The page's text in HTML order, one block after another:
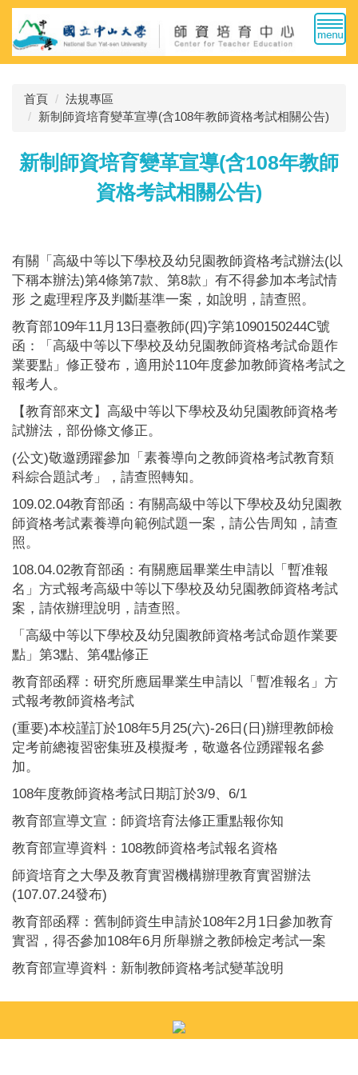
跳
到
主
要
首頁
法規專區
新制師資培育變革宣導(含108年教師資格考試相關公告)
新制師資培育變革宣導(含108年教師
資格考試相關公告)
有關「高級中等以下學校及幼兒園教師資格考試辦法(以
下稱本辦法)第4條第7款、第8款」有不得參加本考試情
形 之處理程序及判斷基準一案，如說明，請查照。
教育部109年11月13日臺教師(四)字第1090150244C號
函：「高級中等以下學校及幼兒園教師資格考試命題作
業要點」修正發布，適用於110年度參加教師資格考試之
報考人。
【教育部來文】高級中等以下學校及幼兒園教師資格考
試辦法，部份條文修正。
(公文)敬邀踴躍參加「素養導向之教師資格考試教育類
科綜合題試考」，請查照轉知。
109.02.04教育部函：有關高級中等以下學校及幼兒園教
師資格考試素養導向範例試題一案，請公告周知，請查
照。
108.04.02教育部函：有關應屆畢業生申請以「暫准報
名」方式報考高級中等以下學校及幼兒園教師資格考試
案，請依辦理說明，請查照。
「高級中等以下學校及幼兒園教師資格考試命題作業要
點」第3點、第4點修正
教育部函釋：研究所應屆畢業生申請以「暫准報名」方
式報考教師資格考試
(重要)本校謹訂於108年5月25(六)-26日(日)辦理教師檢
定考前總複習密集班及模擬考，敬邀各位踴躍報名參
加。
108年度教師資格考試日期訂於3/9、6/1
教育部宣導文宣：師資培育法修正重點報你知
教育部宣導資料：108教師資格考試報名資格
師資培育之大學及教育實習機構辦理教育實習辦法
(107.07.24發布)
教育部函釋：舊制師資生申請於108年2月1日參加教育
實習，得否參加108年6月所舉辦之教師檢定考試一案
教育部宣導資料：新制教師資格考試變革說明